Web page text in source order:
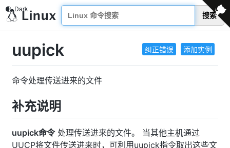
搜索
纠正错误 添加实例
uupick
命令处理传送进来的文件
补充说明
uupick命令处理传送进来的文件。 当其他主机通过
UUCP将文件传送进来时，可利用uupick指令取出这些文